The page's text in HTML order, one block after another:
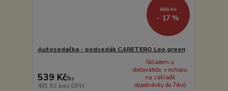
650 Kč
- 17 %
Autosedačka - podsedák CARETERO Leo green
539 Kč/ks
481 Kč bez DPH
Skladem u
dodavatele, v eshopu
na základě
objednávky do 7dnů